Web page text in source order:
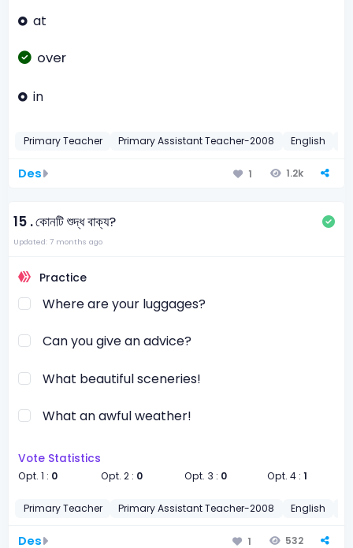
at
over
in
Primary Teacher Primary Assistant Teacher-2008 English
Des 1 1.2k
15 .কোনটি শুদ্ধ বাক্য?
Updated: 7 months ago
Practice
Where are your luggages?
Can you give an advice?
What beautiful sceneries!
What an awful weather!
Vote Statistics
Opt. 1 : 0 Opt. 2 : 0 Opt. 3 : 0 Opt. 4 : 1
Primary Teacher Primary Assistant Teacher-2008 English
Des 1 532